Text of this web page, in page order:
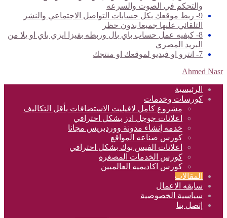
والتحكم في الصوت والسرعه
9- ربط موقعك بكل حسابات التواصل الاجتماعي والنشر
التلقائي عليها جميعا بدون حظر
8- كيفيه عمل حساب باي بال وربطه بفيزا ايزي باي او يلا من
البريد المصري
7- انترو او فيديو لموقعك او منتجك
Ahmed Nasr
الرئيسية
كورسات وخدمات
مشروع كامل لافيليت الاستضافات بأقل التكاليف
اعلانات جوجل ادز بشكل احترافي
خدمه إنشاء مدونة ووردبريس مجانا
كورس صناعه المواقع
اعلانات الفيس بوك بشكل احترافي
كورس الخدمات المصغره
كورس اكاديميه العالميين
المقالات
سابقه الاعمال
سياسية الخصوصية
إتصل بنا